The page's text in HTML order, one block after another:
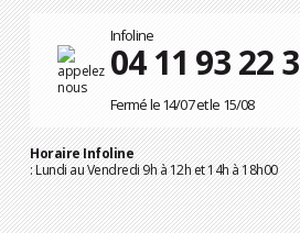
Infoline
04 11 93 22
Fermé le 14/07 et le 15/08
Horaire Infoline
: Lundi au Vendredi 9h à 12h et 14h à 18h00